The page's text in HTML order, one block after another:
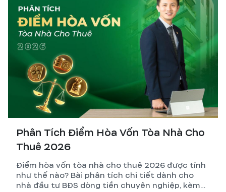
Phân Tích Điểm Hòa Vốn Tòa Nhà Cho
Thuê 2026
Điểm hòa vốn tòa nhà cho thuê 2026 được tính
như thế nào? Bài phân tích chi tiết dành cho
nhà đầu tư BĐS dòng tiền chuyên nghiệp, kèm